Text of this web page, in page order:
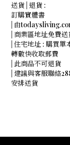
送貨 | 退貨 :
訂購實體書
| 由
| 商業區地址免費
| 住宅地址 : 購買
轉數快收取郵費
| 此商品不可退貨
| 建議與客服聯絡
安排送貨